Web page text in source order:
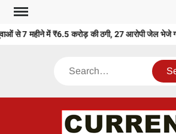
Skip
content
से 7 महीने में ₹6.5 करोड़ की ठगी, 27 आरोपी जेल भेजे गए
Search